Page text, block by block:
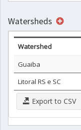
Watersheds
Watershed
Guaiba
Litoral RS e SC
Export to CSV